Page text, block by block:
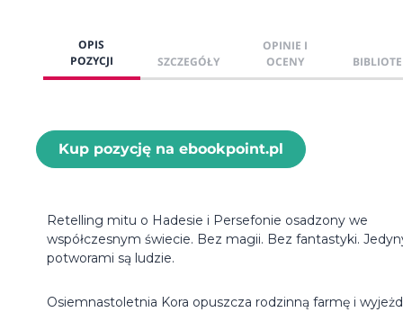
OPIS
POZYCJI
SZCZEGÓŁY
OPINIE I
OCENY
Kup pozycję na ebookpoint.pl
Retelling mitu o Hadesie i Persefonie osadzony we
współczesnym świecie. Bez magii. Bez fantastyki.
potworami są ludzie.
Osiemnastoletnia Kora opuszcza rodzinną farmę i